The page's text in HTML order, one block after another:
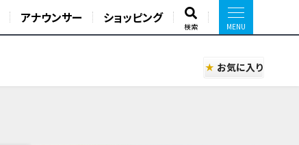
アナウンサー ショッピング
検索
お気に入り